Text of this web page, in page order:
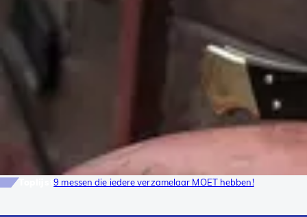
Toplijst9 messen die iedere verzamelaar MOET hebben!